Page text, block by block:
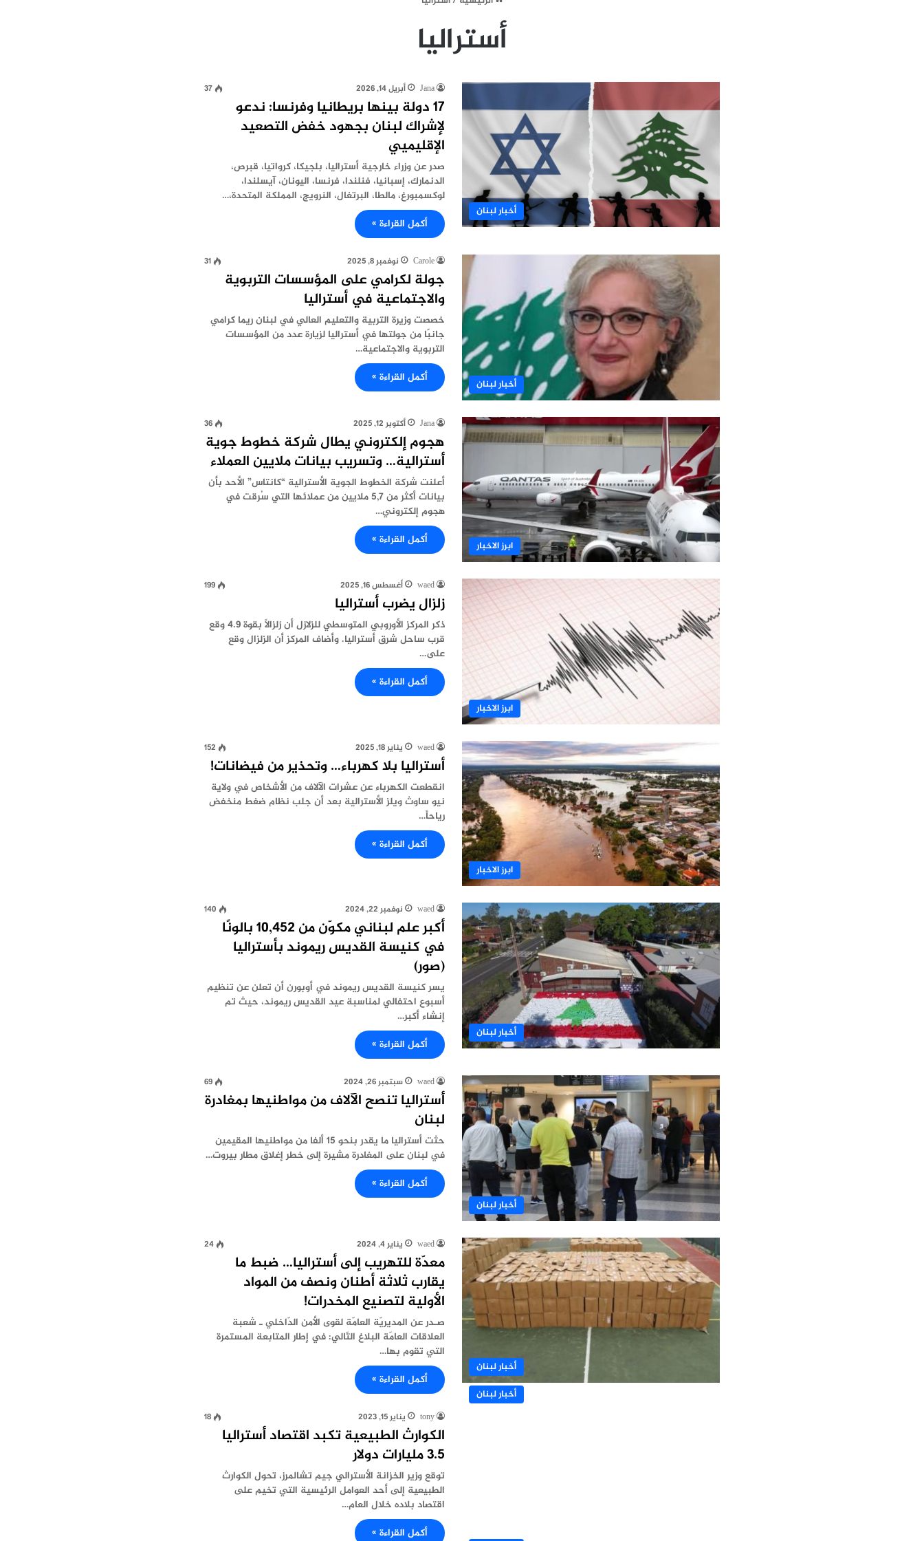
أستراليا
أخبار لبنان
Jana أبريل 14, 2026 37
17 دولة بينها بريطانيا وفرنسا: ندعو
لإشراك لبنان بجهود خفض التصعيد
الإقليميي
صدر عن وزراء خارجية أستراليا، بلجيكا، كرواتيا، قبرص،
الدنمارك، إسبانيا، فنلندا، فرنسا، اليونان، آيسلندا،
لوكسمبورغ، مالطا، البرتغال، النرويج، المملكة المتحدة،…
أكمل القراءة »
أخبار لبنان
Carole نوفمبر 8, 2025 31
جولة لكرامي على المؤسسات التربوية
والاجتماعية في أستراليا
خصصت وزيرة التربية والتعليم العالي في لبنان ريما كرامي
جانبًا من جولتها في أستراليا لزيارة عدد من المؤسسات
التربوية والاجتماعية…
أكمل القراءة »
ابرز الاخبار
Jana أكتوبر 12, 2025 36
هجوم إلكتروني يطال شركة خطوط جوية
أسترالية… وتسريب بيانات ‏ملايين العملاء
أعلنت شركة الخطوط الجوية الأسترالية “كانتاس” الأحد بأن
بيانات أكثر ‏من 5,7 ملايين من عملائها التي سُرقت في
هجوم إلكتروني…
أكمل القراءة »
ابرز الاخبار
waed أغسطس 16, 2025 199
زلزال يضرب أستراليا
ذكر المركز الأوروبي المتوسطي للزلازل أن زلزالاً بقوة 4.9 وقع
قرب ساحل شرق أستراليا. وأضاف المركز أن الزلزال وقع
على…
أكمل القراءة »
ابرز الاخبار
waed يناير 18, 2025 152
أستراليا بلا كهرباء… وتحذير من فيضانات!
انقطعت الكهرباء عن عشرات الآلاف من الأشخاص في ولاية
نيو ساوث ويلز الأسترالية بعد أن جلب نظام ضغط منخفض
رياحاً…
أكمل القراءة »
أخبار لبنان
waed نوفمبر 22, 2024 140
أكبر علم لبناني مكوّن من 10,452 بالونًا
في كنيسة القديس ريموند بأستراليا
(صور)
يسر كنيسة القديس ريموند في أوبورن أن تعلن عن تنظيم
أسبوع احتفالي لمناسبة عيد القديس ريموند، حيث تم
إنشاء أكبر…
أكمل القراءة »
أخبار لبنان
waed سبتمبر 26, 2024 69
أستراليا تنصح الآلاف من مواطنيها بمغادرة
لبنان
حثت أستراليا ما يقدر بنحو 15 ألفا من مواطنيها المقيمين
في لبنان على المغادرة مشيرة إلى خطر إغلاق مطار بيروت…
أكمل القراءة »
أخبار لبنان
waed يناير 4, 2024 24
معدّة للتهريب إلى أستراليا… ضبط ما
يقارب ثلاثة أطنان ونصف من المواد
الأولية لتصنيع المخدرات!
صـدر عن المديريّة العامّة لقوى الأمن الدّاخلي ـ شعبة
العلاقات العامّة البلاغ التّالي: في إطار المتابعة المستمرة
التي تقوم بها…
أكمل القراءة »
أخبار لبنان
tony يناير 15, 2023 18
الكوارث الطبيعية تكبد اقتصاد أستراليا
3.5 مليارات دولار
توقع وزير الخزانة الأسترالي جيم تشالمرز، تحول الكوارث
الطبيعية إلى أحد العوامل الرئيسية التي تخيم على
اقتصاد بلاده خلال العام…
أكمل القراءة »